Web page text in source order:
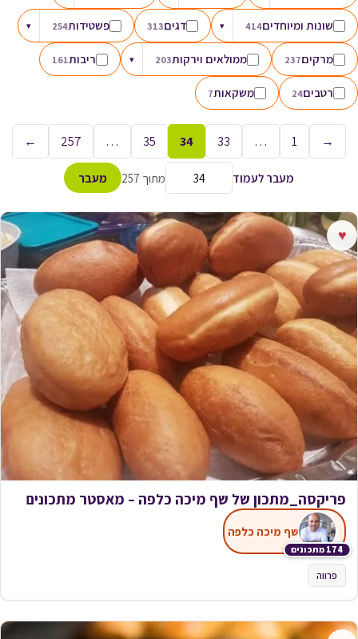
שונות ומיוחדים414
▾ דגים313 פשטידות254
▾
מרקים237 ממולאים וירקות203
▾ ריבות161
רטבים24 משקאות7
→
1
…
33
34
35
…
257
←
מעבר לעמוד מתוך 257 מעבר
♥
פריקסה_מתכון של שף מיכה כלפה – מאסטר מתכונים
174 מתכונים
שף מיכה כלפה
פרווה